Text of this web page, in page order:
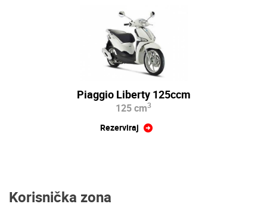
Piaggio Liberty 125ccm
125 cm3
Rezerviraj
Korisnička zona